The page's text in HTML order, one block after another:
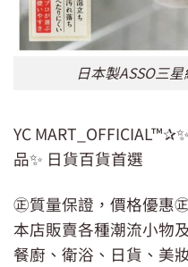
日本製ASSO三
YC
品✨ 日貨百貨首選
㊣質量保證，價格優惠
本店販賣各種潮流小物
餐廚、衛浴、日貨、美